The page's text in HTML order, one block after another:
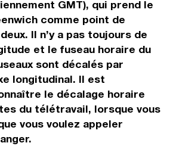
GMT), qui prend le
comme point de
Il n’y a pas toujours de
et le fuseau horaire du
sont décalés par
longitudinal. Il est
le décalage horaire
du télétravail, lorsque vous
vous voulez appeler